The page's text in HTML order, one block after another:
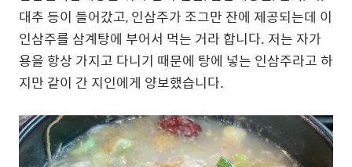
대추 등이 들어갔고, 인삼주가 조그만 잔에 제공되는데 이
인삼주를 삼계탕에 부어서 먹는 거라 합니다. 저는 자가
용을 항상 가지고 다니기 때문에 탕에 넣는 인삼주라고 하
지만 같이 간 지인에게 양보했습니다.